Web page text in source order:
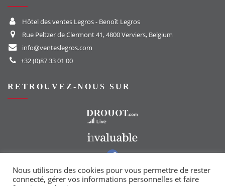
Hôtel des ventes Legros - Benoît Legros
Rue Peltzer de Clermont 41, 4800 Verviers, Belgium
info@venteslegros.com
+32 (0)87 33 01 00
RETROUVEZ-NOUS SUR
Vers notre groupe Facebook
Nous utilisons des cookies pour vous permettre de rester
connecté, gérer vos informations personnelles et faire